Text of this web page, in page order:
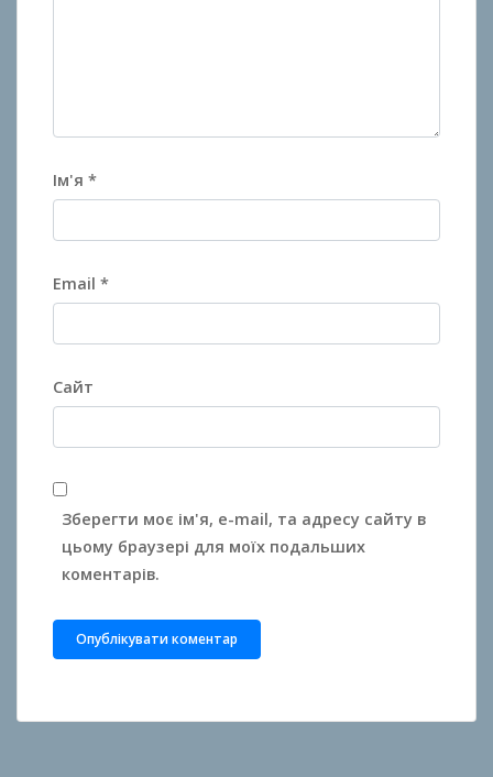
Ім'я *
Email *
Сайт
Зберегти моє ім'я, e-mail, та адресу сайту в
цьому браузері для моїх подальших
коментарів.